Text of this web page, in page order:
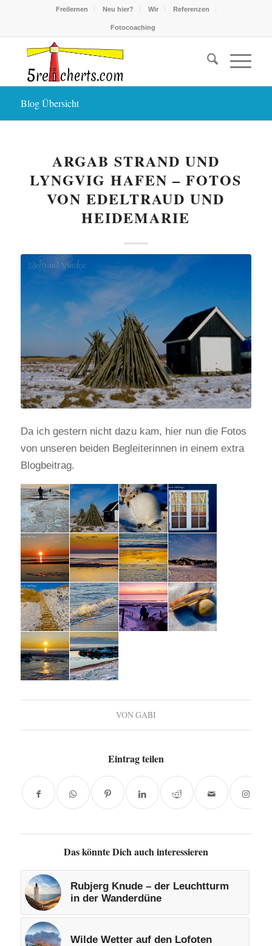
Freilernen Neu hier? Wir Referenzen
Fotocoaching
Blog Übersicht
ARGAB STRAND UND
LYNGVIG HAFEN – FOTOS
VON EDELTRAUD UND
HEIDEMARIE
Da ich gestern nicht dazu kam, hier nun die Fotos
von unseren beiden Begleiterinnen in einem extra
Blogbeitrag.
VONGABI
Eintrag teilen
Das könnte Dich auch interessieren
Rubjerg Knude – der Leuchtturm
in der Wanderdüne
Wilde Wetter auf den Lofoten